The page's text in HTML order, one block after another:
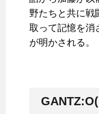
野たちと共に戦
取って記憶を消
が明かされる。